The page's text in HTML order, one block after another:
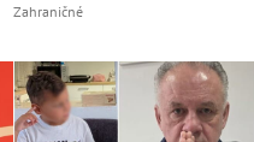
Zahraničné